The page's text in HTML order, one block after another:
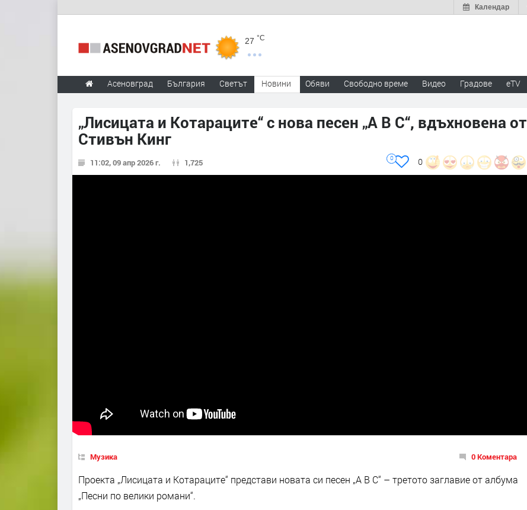
Календар
27 °C
Асеновград България Светът Новини Обяви Свободно време Видео Градове eTV
„Лисицата и Котараците“ с нова песен „A B C“, вдъхновена от
Стивън Кинг
11:02, 09 апр 2026 г. 1,725 0
0
Музика 0 Коментара
Проекта „Лисицата и Котараците“ представи новата си песен „A B C“ – третото заглавие от албума
„Песни по велики романи“.